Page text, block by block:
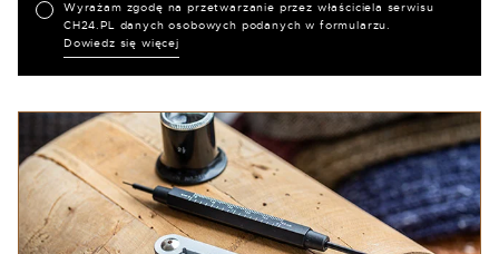
Wyrażam zgodę na przetwarzanie przez właściciela serwisu
CH24.PL danych osobowych podanych w formularzu.
Dowiedz się więcej